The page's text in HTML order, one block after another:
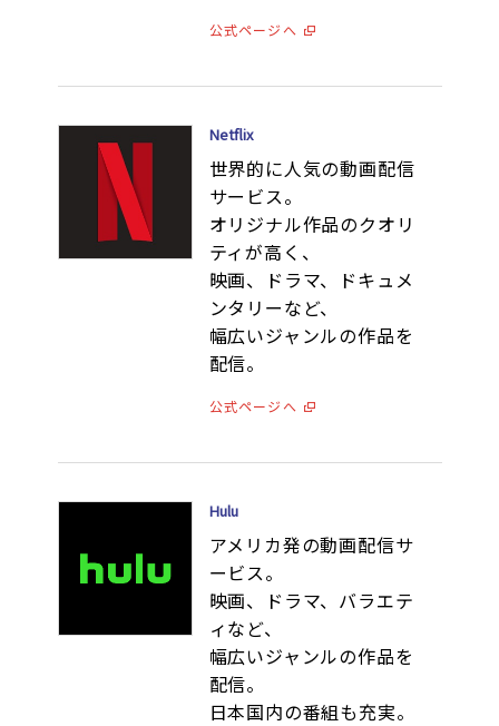
公式ページへ
Netflix
世界的に人気の動画配信
サービス。
オリジナル作品のクオリ
ティが高く、
映画、ドラマ、ドキュメ
ンタリーなど、
幅広いジャンルの作品を
配信。
公式ページへ
Hulu
アメリカ発の動画配信サ
ービス。
映画、ドラマ、バラエテ
ィなど、
幅広いジャンルの作品を
配信。
日本国内の番組も充実。